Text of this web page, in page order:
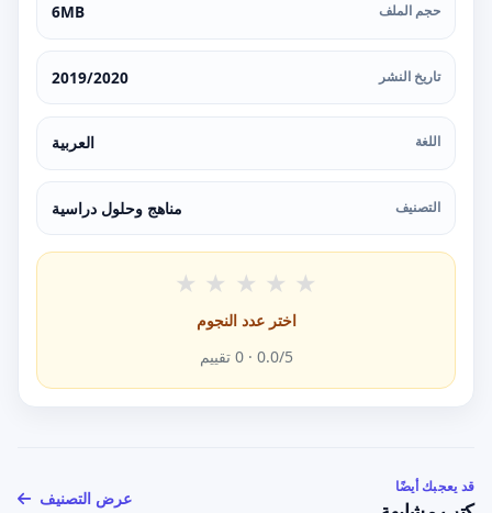
حجم الملف 6MB
تاريخ النشر 2019/2020
اللغة العربية
التصنيف مناهج وحلول دراسية
★ ★ ★ ★ ★
اختر عدد النجوم
0.0/5 ·
0 تقييم
قد يعجبك أيضًا
عرض التصنيف